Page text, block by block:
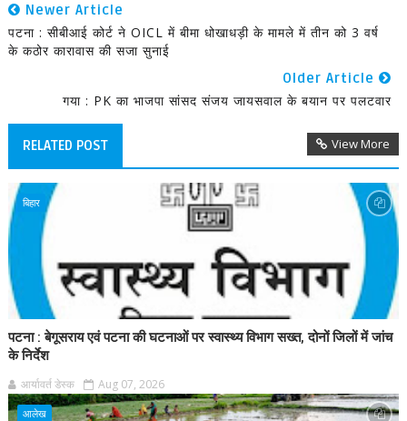
Newer Article
पटना : सीबीआई कोर्ट ने OICL में बीमा धोखाधड़ी के मामले में तीन को 3 वर्ष
के कठोर कारावास की सजा सुनाई
Older Article
गया : PK का भाजपा सांसद संजय जायसवाल के बयान पर पलटवार
RELATED POST View More
बिहार
पटना : बेगूसराय एवं पटना की घटनाओं पर स्वास्थ्य विभाग सख्त, दोनों जिलों में जांच
के निर्देश
आर्यावर्त डेस्क Aug 07, 2026
आलेख